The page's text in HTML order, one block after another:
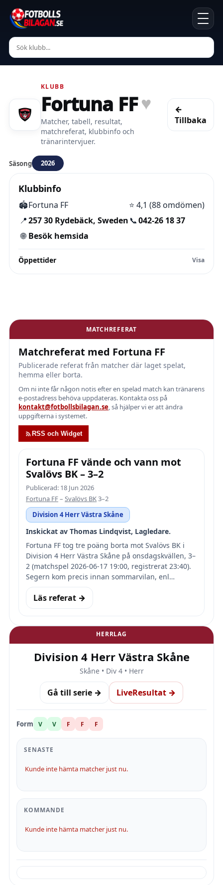
KLUBB
Fortuna FF♥
Matcher, tabell, resultat,
matchreferat, klubbinfo och
tränarintervjuer.
←
Tillbaka
Säsong 2026
Klubbinfo
🏟️Fortuna FF ⭐ 4,1 (88 omdömen)
📍257 30 Rydebäck, Sweden 📞042-26 18 37
🌐 Besök hemsida
Öppettider
MATCHREFERAT
Matchreferat med Fortuna FF
Publicerade referat från matcher där laget spelat,
hemma eller borta.
Om ni inte får någon notis efter en spelad match kan tränarens
e-postadress behöva uppdateras. Kontakta oss på
kontakt@fotbollsbilagan.se, så hjälper vi er att ändra
uppgifterna i systemet.
RSS och Widget
Fortuna FF vände och vann mot
Svalövs BK – 3–2
Publicerad: 18 Jun 2026
Fortuna FF– Svalövs BK3–2
Division 4 Herr Västra Skåne
Inskickat av Thomas Lindqvist, Lagledare.
Fortuna FF tog tre poäng borta mot Svalövs BK i
Division 4 Herr Västra Skåne på onsdagskvällen, 3–
2 (matchspel 2026-06-17 19:00, registrerat 23:40).
Segern kom precis innan sommarvilan, enl…
Läs referat →
HERRLAG
Division 4 Herr Västra Skåne
Skåne • Div 4 • Herr
Gå till serie → LiveResultat →
Form V V F F F
SENASTE
Kunde inte hämta matcher just nu.
KOMMANDE
Kunde inte hämta matcher just nu.